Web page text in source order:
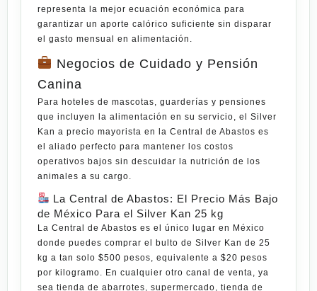
representa la mejor ecuación económica para
garantizar un aporte calórico suficiente sin disparar
el gasto mensual en alimentación.
Negocios de Cuidado y Pensión
Canina
Para hoteles de mascotas, guarderías y pensiones
que incluyen la alimentación en su servicio, el Silver
Kan a precio mayorista en la Central de Abastos es
el aliado perfecto para mantener los costos
operativos bajos sin descuidar la nutrición de los
animales a su cargo.
La Central de Abastos: El Precio Más Bajo
de México Para el Silver Kan 25 kg
La Central de Abastos es el único lugar en México
donde puedes comprar el bulto de Silver Kan de 25
kg a tan solo $500 pesos , equivalente a $20 pesos
por kilogramo . En cualquier otro canal de venta, ya
sea tienda de abarrotes, supermercado, tienda de